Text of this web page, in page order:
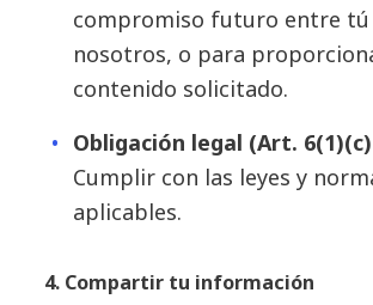
compromiso futuro entre tú
nosotros, o para
contenido solicitado.
Obligación legal (Art. 6(1)(c)
Cumplir con las leyes y
aplicables.
4. Compartir tu información